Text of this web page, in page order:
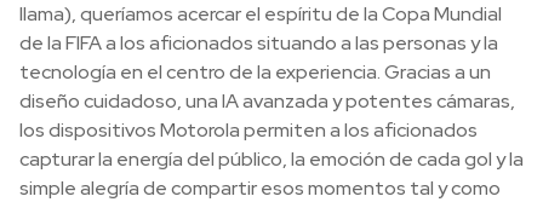
llama), queríamos acercar el espíritu de la Copa Mundial
de la FIFA a los aficionados situando a las personas y la
tecnología en el centro de la experiencia. Gracias a un
diseño cuidadoso, una IA avanzada y potentes cámaras,
los dispositivos Motorola permiten a los aficionados
capturar la energía del público, la emoción de cada gol y la
simple alegría de compartir esos momentos tal y como